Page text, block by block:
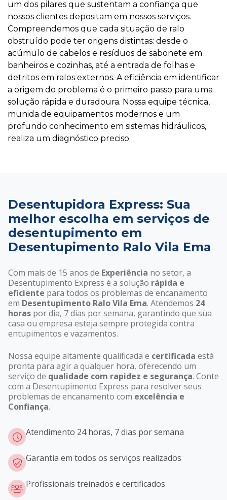
um dos pilares que sustentam a confiança que
nossos clientes depositam em nossos serviços.
Compreendemos que cada situação de ralo
obstruído pode ter origens distintas: desde o
acúmulo de cabelos e resíduos de sabonete em
banheiros e cozinhas, até a entrada de folhas e
detritos em ralos externos. A eficiência em identificar
a origem do problema é o primeiro passo para uma
solução rápida e duradoura. Nossa equipe técnica,
munida de equipamentos modernos e um
profundo conhecimento em sistemas hidráulicos,
realiza um diagnóstico preciso.
Desentupidora Express: Sua
melhor escolha em serviços de
desentupimento em
Desentupimento Ralo Vila Ema
Com mais de 15 anos de Experiência no setor, a
Desentupimento Express é a solução rápida e
eficiente para todos os problemas de encanamento
em Desentupimento Ralo Vila Ema. Atendemos 24
horas por dia, 7 dias por semana, garantindo que sua
casa ou empresa esteja sempre protegida contra
entupimentos e vazamentos.
Nossa equipe altamente qualificada e certificada está
pronta para agir a qualquer hora, oferecendo um
serviço de qualidade com rapidez e segurança. Conte
com a Desentupimento Express para resolver seus
problemas de encanamento com excelência e
Confiança.
Atendimento 24 horas, 7 dias por semana
Garantia em todos os serviços realizados
Profissionais treinados e certificados